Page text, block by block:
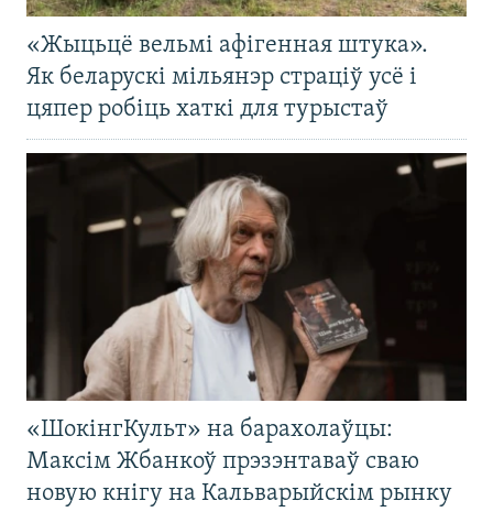
«Жыцьцё вельмі афігенная штука».
Як беларускі мільянэр страціў усё і
цяпер робіць хаткі для турыстаў
«ШокінгКульт» на барахолаўцы:
Максім Жбанкоў прэзэнтаваў сваю
новую кнігу на Кальварыйскім рынку